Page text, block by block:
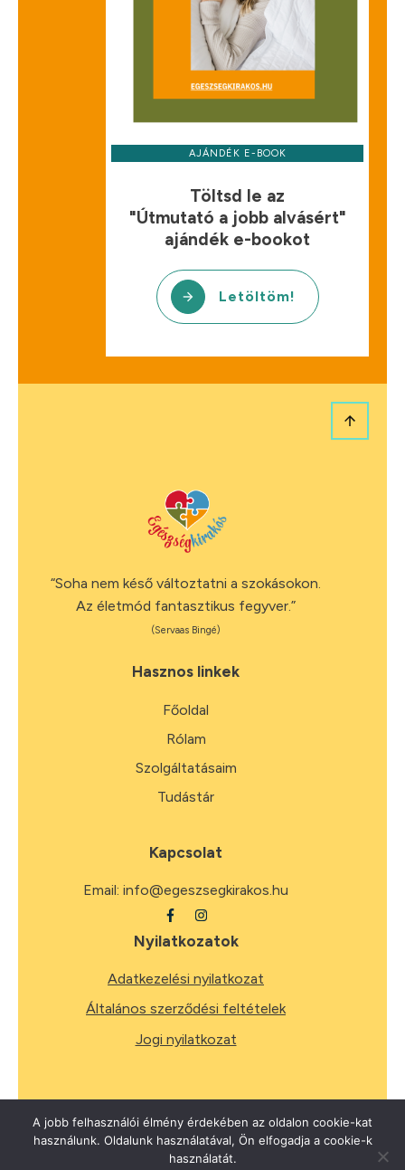
AJÁNDÉK E-BOOK
Töltsd le az
"Útmutató a jobb alvásért"
ajándék e-bookot
Letöltöm!
“Soha nem késő változtatni a szokásokon.
Az életmód fantasztikus fegyver.”
(Servaas Bingé)
Hasznos linkek
Főoldal
Rólam
Szolgáltatásaim
Tudástár
Kapcsolat
Email: info@egeszsegkirakos.hu
Nyilatkozatok
Adatkezelési nyilatkozat
Általános szerződési feltételek
Jogi nyilatkozat
2026Minden jog fenntartva.
A jobb felhasználói élmény érdekében az oldalon cookie-kat
használunk. Oldalunk használatával, Ön elfogadja a cookie-k
használatát.